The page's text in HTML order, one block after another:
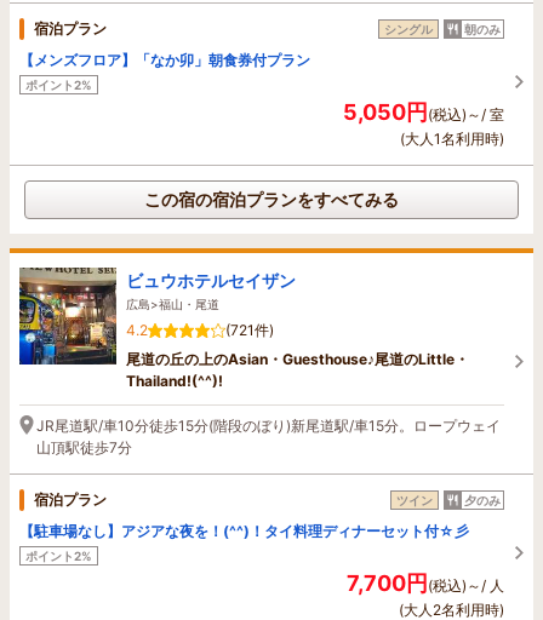
宿泊プラン シングル 朝のみ
【メンズフロア】「なか卯」朝食券付プラン
ポイント2%
5,050円(税込)～/ 室
(大人1名利用時)
この宿の宿泊プランをすべてみる
ビュウホテルセイザン
広島>福山・尾道
4.2
(721件)
尾道の丘の上のAsian・Guesthouse♪尾道のLittle・
Thailand!(^^)!
JR尾道駅/車10分徒歩15分(階段のぼり)新尾道駅/車15分。ロープウェイ
山頂駅徒歩7分
宿泊プラン ツイン 夕のみ
【駐車場なし】アジアな夜を！(^^)！タイ料理ディナーセット付☆彡
ポイント2%
7,700円(税込)～/ 人
(大人2名利用時)